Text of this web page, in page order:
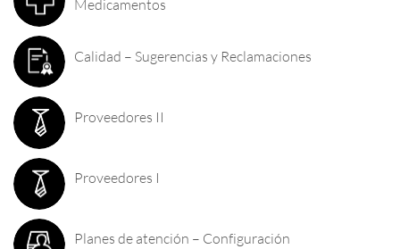
Medicamentos
Calidad – Sugerencias y Reclamaciones
Proveedores II
Proveedores I
Planes de atención – Configuración